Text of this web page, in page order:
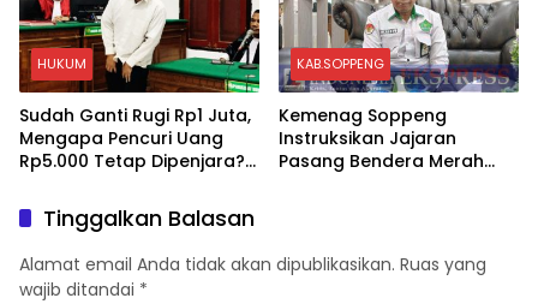
HUKUM
Sudah Ganti Rugi Rp1 Juta,
Mengapa Pencuri Uang
Rp5.000 Tetap Dipenjara?
KAB.SOPPENG
Kemenag Soppeng
Instruksikan Jajaran
Pasang Bendera Merah
Tinggalkan Balasan
Alamat email Anda tidak akan dipublikasikan. Ruas yang
wajib ditandai *